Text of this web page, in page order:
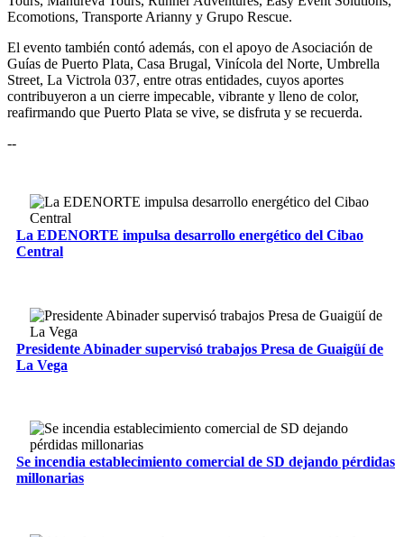
Ecomotions, Transporte Arianny y Grupo Rescue.
El evento también contó además, con el apoyo de Asociación de
Guías de Puerto Plata, Casa Brugal, Vinícola del Norte, Umbrella
Street, La Victrola 037, entre otras entidades, cuyos aportes
contribuyeron a un cierre impecable, vibrante y lleno de color,
reafirmando que Puerto Plata se vive, se disfruta y se recuerda.
--
La EDENORTE impulsa desarrollo energético del Cibao
Central
Presidente Abinader supervisó trabajos Presa de Guaigüí de
La Vega
Se incendia establecimiento comercial de SD dejando pérdidas
millonarias